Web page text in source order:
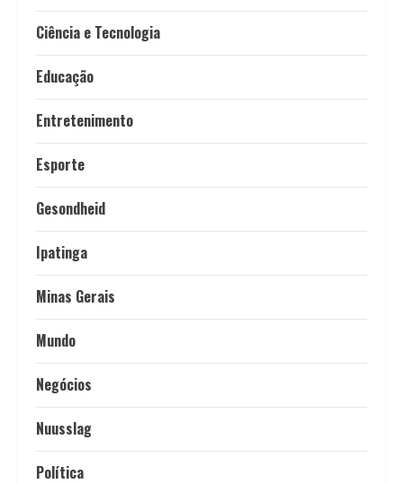
Ciência e Tecnologia
Educação
Entretenimento
Esporte
Gesondheid
Ipatinga
Minas Gerais
Mundo
Negócios
Nuusslag
Política